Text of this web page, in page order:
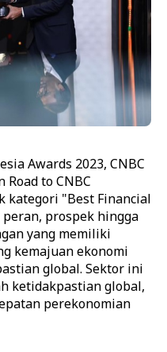
Awards 2023, CNBC
to CNBC
kategori "Best Financial
prospek hingga
yang memiliki
kemajuan ekonomi
global. Sektor ini
ketidakpastian global,
perekonomian